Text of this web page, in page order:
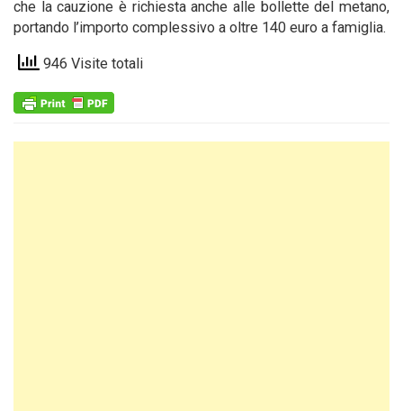
che la cauzione è richiesta anche alle bollette del metano,
portando l’importo complessivo a oltre 140 euro a famiglia.
946 Visite totali